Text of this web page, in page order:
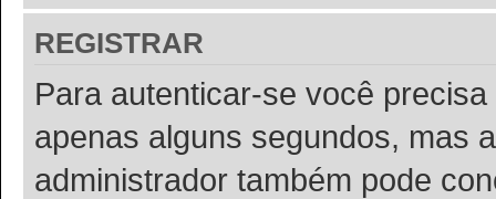
REGISTRAR
Para autenticar-se você
apenas alguns segundos, mas
administrador também pode